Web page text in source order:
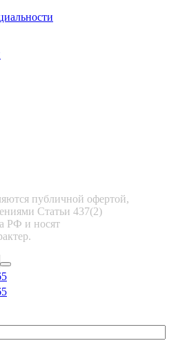
публичной офертой,
Статьи 437(2)
РФ и носят